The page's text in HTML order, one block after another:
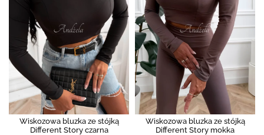
Wiskozowa bluzka ze stójką
Different Story czarna
Wiskozowa bluzka ze stójką
Different Story mokka